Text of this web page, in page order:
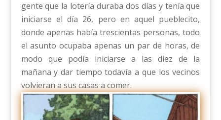
gente que la lotería duraba dos días y tenía que
iniciarse el día 26, pero en aquel pueblecito,
donde apenas había trescientas personas, todo
el asunto ocupaba apenas un par de horas, de
modo que podía iniciarse a las diez de la
mañana y dar tiempo todavía a que los vecinos
volvieran a sus casas a comer.